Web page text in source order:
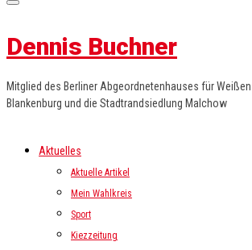
Dennis Buchner
Mitglied des Berliner Abgeordnetenhauses für
Blankenburg und die Stadtrandsiedlung Malchow
Aktuelles
Aktuelle Artikel
Mein Wahlkreis
Sport
Kiezzeitung